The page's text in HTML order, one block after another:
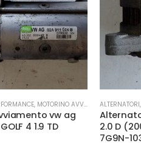
, MOTORINO AVVIAMENTO
vw ag
4 1.9 TD
ALTERNATORI,
2.0 D
7G9N-